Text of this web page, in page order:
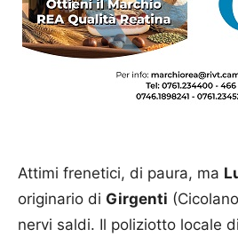
Attimi frenetici, di paura, ma
originario di Girgenti
nervi saldi. Il poliziotto locale di